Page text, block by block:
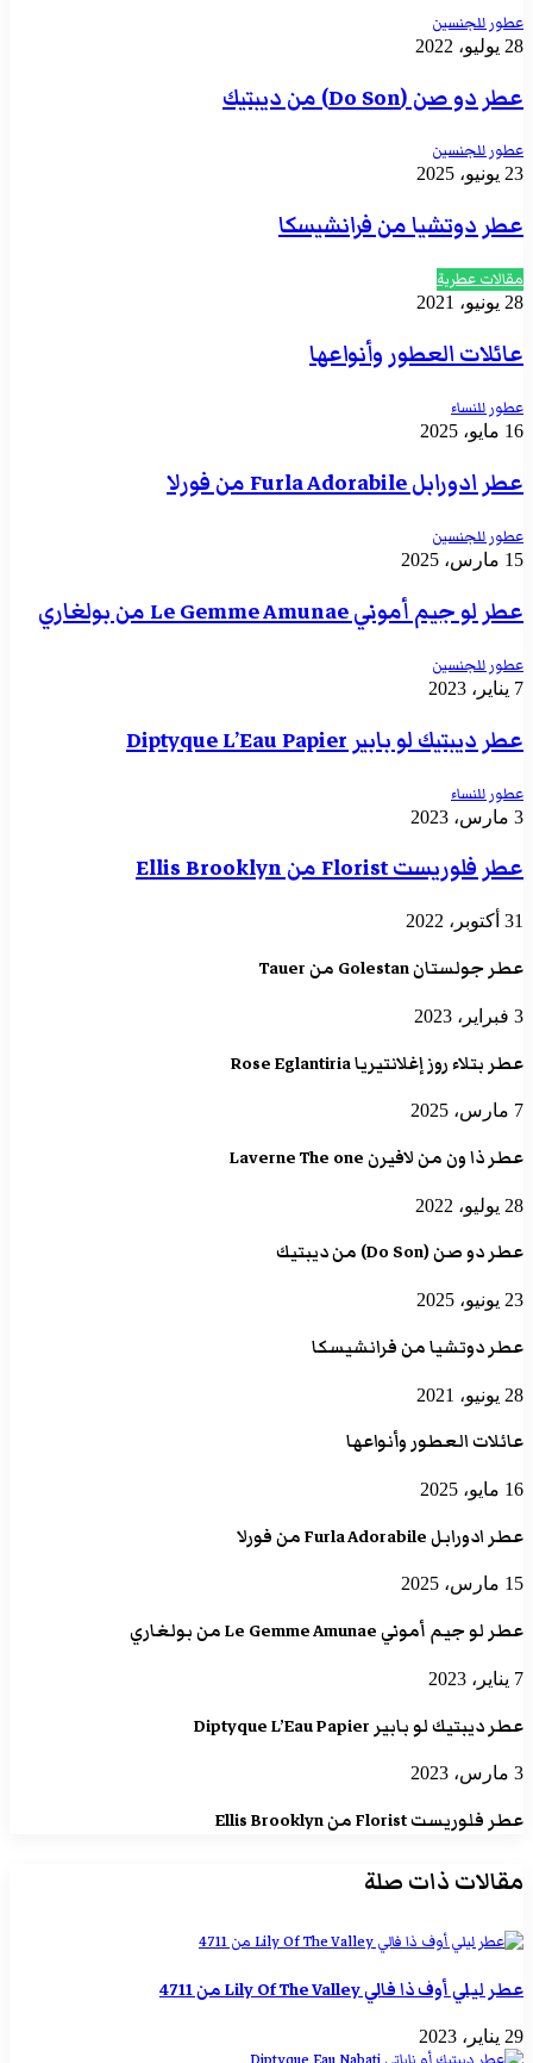
عطور للجنسين
28 يوليو، 2022
عطر دو صن (Do Son) من ديبتيك
عطور للجنسين
23 يونيو، 2025
عطر دوتشيا من فرانشيسكا
مقالات عطرية
28 يونيو، 2021
عائلات العطور وأنواعها
عطور للنساء
16 مايو، 2025
عطر ادورابل Furla Adorabile من فورلا
عطور للجنسين
15 مارس، 2025
عطر لو جيم أموني Le Gemme Amunae من بولغاري
عطور للجنسين
7 يناير، 2023
عطر ديبتيك لو بابير Diptyque L’Eau Papier
عطور للنساء
3 مارس، 2023
عطر فلوريست Florist من Ellis Brooklyn
31 أكتوبر، 2022
عطر جولستان Golestan من Tauer
3 فبراير، 2023
عطر بتلاء روز إغلانتيريا Rose Eglantiria
7 مارس، 2025
عطر ذا ون من لافيرن Laverne The one
28 يوليو، 2022
عطر دو صن (Do Son) من ديبتيك
23 يونيو، 2025
عطر دوتشيا من فرانشيسكا
28 يونيو، 2021
عائلات العطور وأنواعها
16 مايو، 2025
عطر ادورابل Furla Adorabile من فورلا
15 مارس، 2025
عطر لو جيم أموني Le Gemme Amunae من بولغاري
7 يناير، 2023
عطر ديبتيك لو بابير Diptyque L’Eau Papier
3 مارس، 2023
عطر فلوريست Florist من Ellis Brooklyn
مقالات ذات صلة
عطر ليلي أوف ذا فالي Lily Of The Valley من 4711
29 يناير، 2023